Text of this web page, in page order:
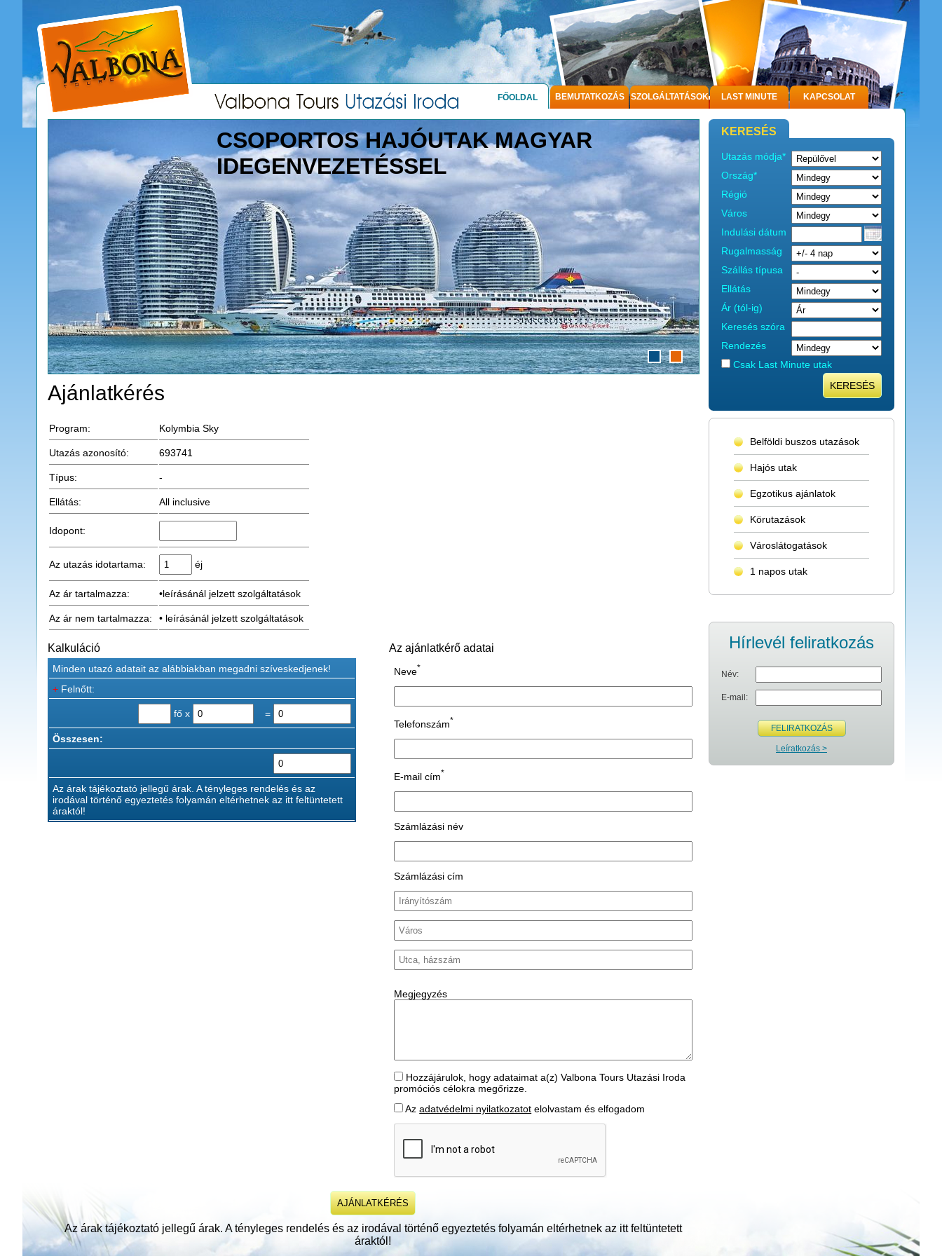
FŐOLDAL BEMUTATKOZÁS SZOLGÁLTATÁSOK LAST MINUTE KAPCSOLAT
CSOPORTOS HAJÓUTAK MAGYAR
IDEGENVEZETÉSSEL
Ajánlatkérés
Program: Kolymbia Sky
Utazás azonosító: 693741
Típus: -
Ellátás: All inclusive
Idopont:
Az utazás idotartama: éj
Az ár tartalmazza: •leírásánál jelzett szolgáltatások
Az ár nem tartalmazza: • leírásánál jelzett szolgáltatások
Kalkuláció
Minden utazó adatait az alábbiakban megadni szíveskedjenek!
+ Felnőtt:
fő x =
Összesen:
Az árak tájékoztató jellegű árak. A tényleges rendelés és az
irodával történő egyeztetés folyamán eltérhetnek az itt feltüntetett
áraktól!
Az ajánlatkérő adatai
Neve*
Telefonszám*
E-mail cím*
Számlázási név
Számlázási cím
Megjegyzés
Hozzájárulok, hogy adataimat a(z) Valbona Tours Utazási Iroda
promóciós célokra megőrizze.
Azadatvédelmi nyilatkozatot elolvastam és elfogadom
Az árak tájékoztató jellegű árak. A tényleges rendelés és az irodával történő egyeztetés folyamán eltérhetnek az itt feltüntetett
áraktól!
KERESÉS
Utazás módja*
Ország*
Régió
Város
Indulási dátum
Rugalmasság
Szállás típusa
Ellátás
Ár (tól-ig)
Keresés szóra
Rendezés
Csak Last Minute utak
KERESÉS
Belföldi buszos utazások
Hajós utak
Egzotikus ajánlatok
Körutazások
Városlátogatások
1 napos utak
Hírlevél feliratkozás
Név:
E-mail:
FELIRATKOZÁS
Leíratkozás >